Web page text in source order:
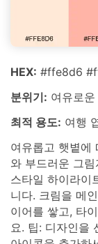
HEX: #ffe8d6
분위기: 여유로운
최적 용도: 여행
여유롭고 햇볕에
와 부드러운 그
스타일 하이라이
니다. 크림을 메
이어를 쌓고, 타
요. 팁: 디자인을